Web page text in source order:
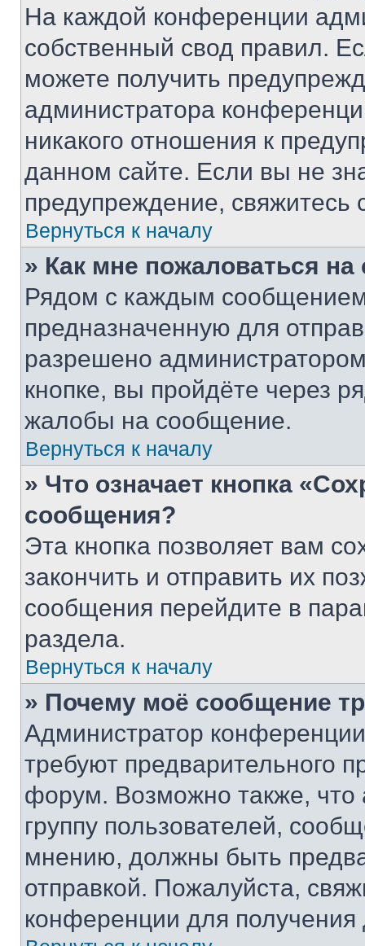
На каждой конференции
собственный свод правил.
можете получить
администратора
никакого отношения к
данном сайте. Если вы не
предупреждение,
Вернуться к началу
» Как мне пожаловаться
Рядом с каждым сообщением
предназначенную для
разрешено
кнопке, вы пройдёте через
жалобы на сообщение.
Вернуться к началу
» Что означает кнопка
сообщения?
Эта кнопка позволяет вам
закончить и отправить их
сообщения перейдите в
раздела.
Вернуться к началу
» Почему моё сообщение
Администратор
требуют предварительного
форум. Возможно также, что
группу пользователей,
мнению, должны быть
отправкой. Пожалуйста,
конференции для